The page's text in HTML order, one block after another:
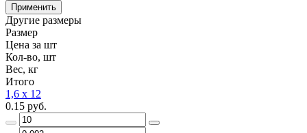
Применить
Другие размеры
Размер
Цена за шт
Кол-во, шт
Вес, кг
Итого
1,6 х 12
0.15 руб.